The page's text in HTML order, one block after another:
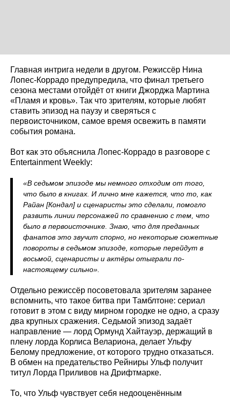
Главная интрига недели в другом. Режиссёр Нина
Лопес-Коррадо предупредила, что финал третьего
сезона местами отойдёт от книги Джорджа Мартина
«Пламя и кровь». Так что зрителям, которые любят
ставить эпизод на паузу и сверяться с
первоисточником, самое время освежить в памяти
события романа.
Вот как это объяснила Лопес-Коррадо в разговоре с
Entertainment Weekly:
«В седьмом эпизоде мы немного отходим от того,
что было в книгах. И лично мне кажется, что то, как
Райан [Кондал] и сценаристы это сделали, помогло
развить линии персонажей по сравнению с тем, что
было в первоисточнике. Знаю, что для преданных
фанатов это звучит спорно, но некоторые сюжетные
повороты в седьмом эпизоде, которые перейдут в
восьмой, сценаристы и актёры отыграли по-
настоящему сильно».
Отдельно режиссёр посоветовала зрителям заранее
вспомнить, что такое битва при Тамблтоне: сериал
готовит в этом с виду мирном городке не одно, а сразу
два крупных сражения. Седьмой эпизод задаёт
направление — лорд Ормунд Хайтауэр, держащий в
плену лорда Корлиса Велариона, делает Ульфу
Белому предложение, от которого трудно отказаться.
В обмен на предательство Рейниры Ульф получит
титул Лорда Приливов на Дрифтмарке.
То, что Ульф чувствует себя недооценённым